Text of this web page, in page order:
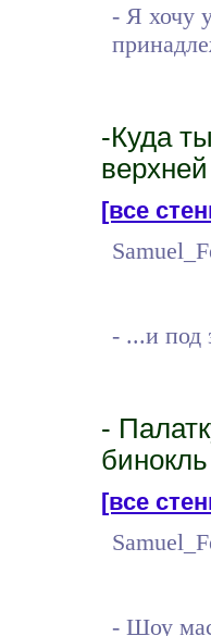
- Я хочу
-Куда
[все
- ...и под
-
[все
- Шоу